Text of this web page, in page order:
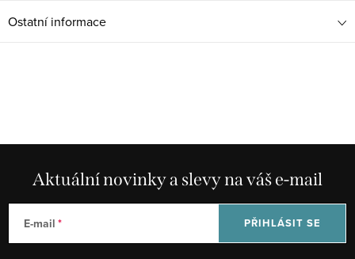
Ostatní informace
Aktuální novinky a slevy na váš e-mail
E-mail PŘIHLÁSIT SE